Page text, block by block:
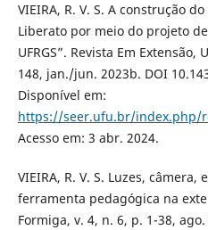
VIEIRA, R. V. S. A construção
Liberato por meio do projeto
UFRGS”. Revista Em
148, jan./jun. 2023b. DOI
Disponível em:
https://seer.ufu.br/index.php/
Acesso em: 3 abr. 2024.
VIEIRA, R. V. S. Luzes,
ferramenta pedagógica na
Formiga, v. 4, n. 6, p. 1-38,